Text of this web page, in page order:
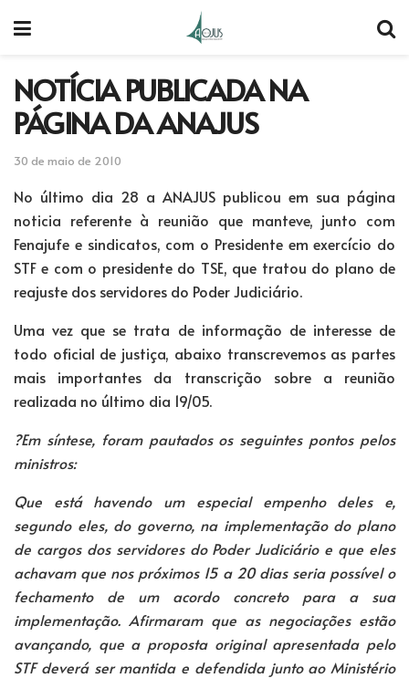
NOTÍCIA PUBLICADA NA
PÁGINA DA ANAJUS
30 de maio de 2010
No último dia 28 a ANAJUS publicou em sua página
noticia referente à reunião que manteve, junto com
Fenajufe e sindicatos, com o Presidente em exercício do
STF e com o presidente do TSE, que tratou do plano de
reajuste dos servidores do Poder Judiciário.
Uma vez que se trata de informação de interesse de
todo oficial de justiça, abaixo transcrevemos as partes
mais importantes da transcrição sobre a reunião
realizada no último dia 19/05.
?Em síntese, foram pautados os seguintes pontos pelos
ministros:
Que está havendo um especial empenho deles e,
segundo eles, do governo, na implementação do plano
de cargos dos servidores do Poder Judiciário e que eles
achavam que nos próximos 15 a 20 dias seria possível o
fechamento de um acordo concreto para a sua
implementação. Afirmaram que as negociações estão
avançando, que a proposta original apresentada pelo
STF deverá ser mantida e defendida junto ao Ministério